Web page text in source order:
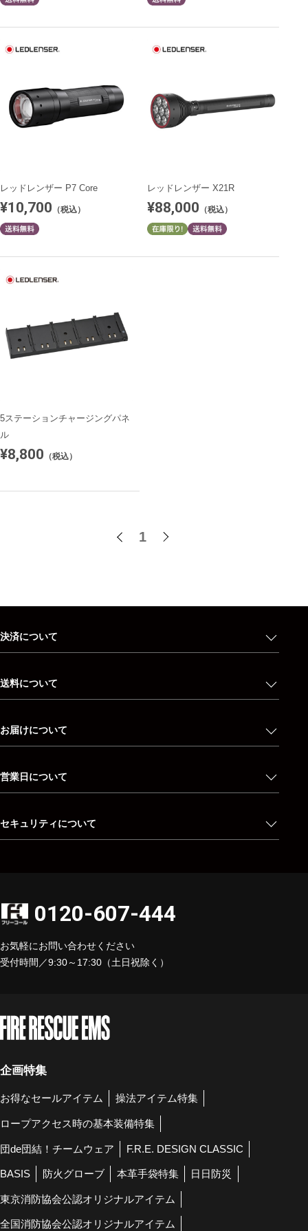
レッドレンザー P7 Core
¥10,700 （税込）
レッドレンザー X21R
¥88,000 （税込）
5ステーションチャージングパネ
ル
¥8,800 （税込）
1
決済について
送料について
お届けについて
営業日について
セキュリティについて
0120-607-444
お気軽にお問い合わせください
受付時間／9:30～17:30（土日祝除く）
企画特集
お得なセールアイテム 操法アイテム特集
ロープアクセス時の基本装備特集
団de団結！チームウェア F.R.E. DESIGN CLASSIC
BASIS 防火グローブ 本革手袋特集 日日防災
東京消防協会公認オリジナルアイテム
全国消防協会公認オリジナルアイテム